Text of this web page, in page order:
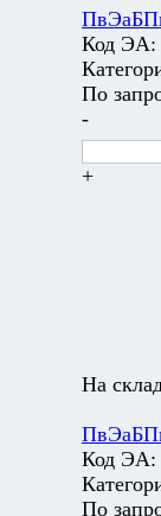
Код ЭА:
По
-
+
На
Код ЭА:
По